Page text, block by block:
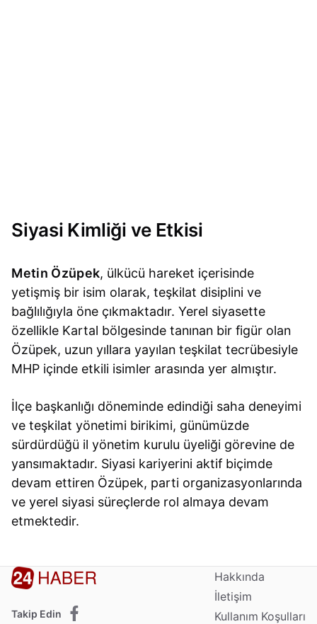
Siyasi Kimliği ve Etkisi
Metin Özüpek, ülkücü hareket içerisinde
yetişmiş bir isim olarak, teşkilat disiplini ve
bağlılığıyla öne çıkmaktadır. Yerel siyasette
özellikle Kartal bölgesinde tanınan bir figür olan
Özüpek, uzun yıllara yayılan teşkilat tecrübesiyle
MHP içinde etkili isimler arasında yer almıştır.
İlçe başkanlığı döneminde edindiği saha deneyimi
ve teşkilat yönetimi birikimi, günümüzde
sürdürdüğü il yönetim kurulu üyeliği görevine de
yansımaktadır. Siyasi kariyerini aktif biçimde
devam ettiren Özüpek, parti organizasyonlarında
ve yerel siyasi süreçlerde rol almaya devam
etmektedir.
Takip Edin
Hakkında
İletişim
Kullanım Koşulları